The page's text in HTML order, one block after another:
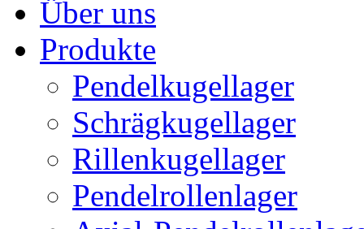
Über uns
Produkte
Pendelkugellager
Schrägkugellager
Rillenkugellager
Pendelrollenlager